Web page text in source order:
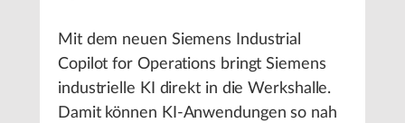
Mit dem neuen Siemens Industrial
Copilot for Operations bringt Siemens
industrielle KI direkt in die Werkshalle.
Damit können KI-Anwendungen so nah